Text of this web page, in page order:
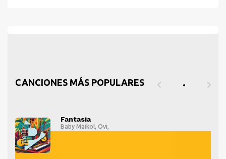
CANCIONES MÁS POPULARES
Fantasía
Baby Maikol, Ovi,